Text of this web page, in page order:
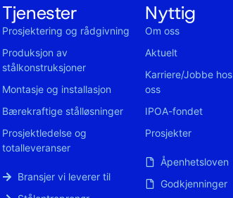
Tjenester
Prosjektering og rådgivning
Produksjon av
stålkonstruksjoner
Montasje og installasjon
Bærekraftige stålløsninger
Prosjektledelse og
totalleveranser
Bransjer vi leverer til
Nyttig
Om oss
Aktuelt
Karriere/Jobbe hos
oss
IPOA-fondet
Prosjekter
Åpenhetsloven
Godkjenninger